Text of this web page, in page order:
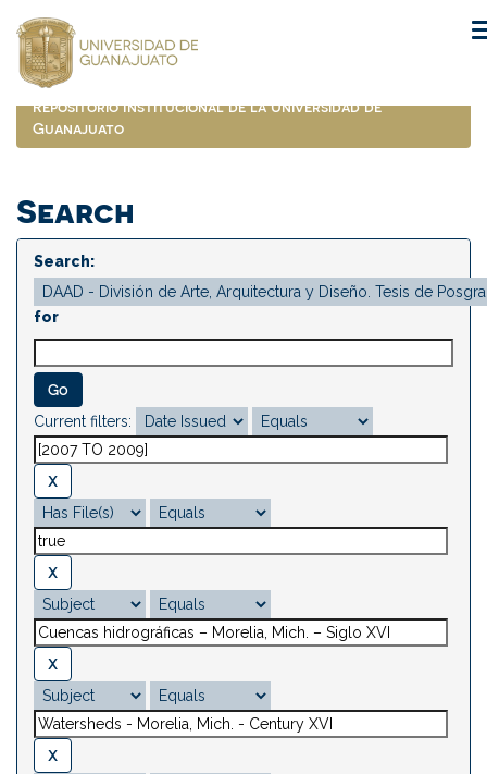
navigation
Repositorio Institucional de la Universidad de
Guanajuato
Search
Search:
for
Current filters: